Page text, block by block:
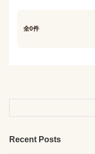
全0件
Recent Posts